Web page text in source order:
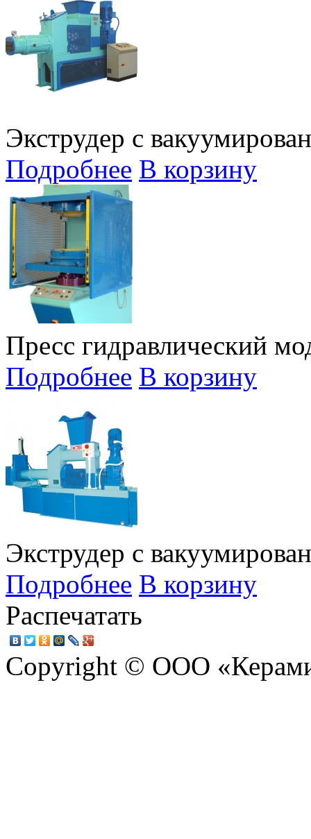
Экструдер с
Подробнее В корзину
Пресс гидравлический
Подробнее В корзину
Экструдер с
Подробнее В корзину
Распечатать
Copyright © ООО